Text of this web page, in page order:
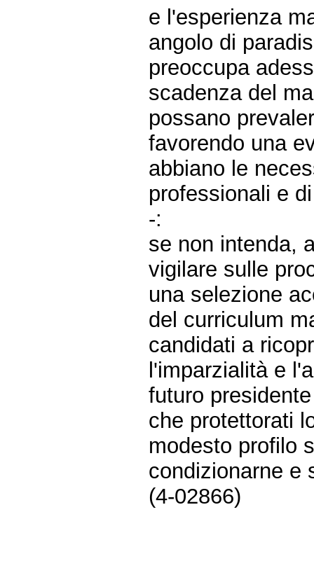
e l'esperienza
angolo di
preoccupa
scadenza del
possano
favorendo una
abbiano le
professionali e
-:
se non intenda,
vigilare sulle
una selezione
del curriculum
candidati a
l'imparzialità e
futuro
che protettorati
modesto profilo
condizionarne e
(4-02866)